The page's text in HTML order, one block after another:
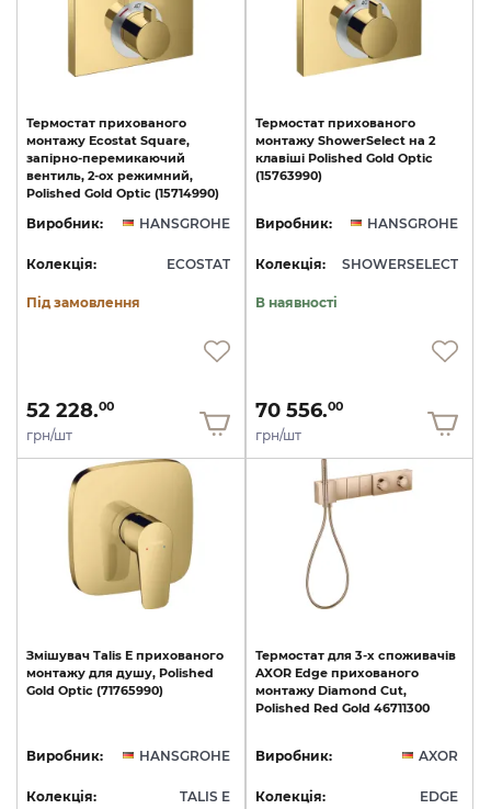
Термостат прихованого
монтажу Ecostat Square,
запірно-перемикаючий
вентиль, 2-ох режимний,
Polished Gold Optic (15714990)
Виробник: HANSGROHE
Колекція: ECOSTAT
Під замовлення
52 228.00
грн/шт
Термостат прихованого
монтажу ShowerSelect на 2
клавіші Polished Gold Optic
(15763990)
Виробник: HANSGROHE
Колекція: SHOWERSELECT
В наявності
70 556.00
грн/шт
Змішувач Talis E прихованого
монтажу для душу, Polished
Gold Optic (71765990)
Виробник: HANSGROHE
Колекція: TALIS E
Термостат для 3-х споживачів
AXOR Edge прихованого
монтажу Diamond Cut,
Polished Red Gold 46711300
Виробник: AXOR
Колекція: EDGE